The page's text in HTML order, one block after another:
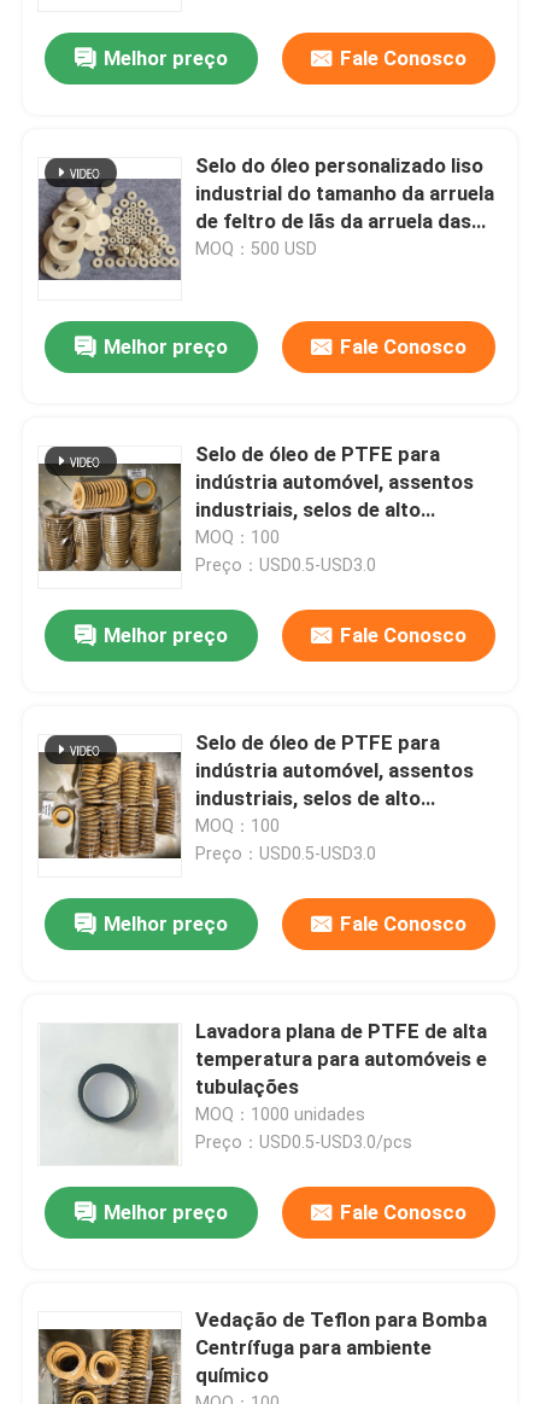
Produtos
Sobre nós
Excursão da fábrica
Contacte-nos
Peça umas citações
Selo de óleo de borracha
vedantes de óleo automotivo
Selos do óleo do caminhão
Melhor preço Fale Conosco
Selo do óleo personalizado liso
industrial do tamanho da arruela
de feltro de lãs da arruela das
gaxetas PTFE de feltro de lãs
MOQ：500 USD
Melhor preço Fale Conosco
Selo de óleo de PTFE para
indústria automóvel, assentos
industriais, selos de alto
desempenho
MOQ：100
Preço：USD0.5-USD3.0
Melhor preço Fale Conosco
Selo de óleo de PTFE para
indústria automóvel, assentos
industriais, selos de alto
desempenho
MOQ：100
Preço：USD0.5-USD3.0
Melhor preço Fale Conosco
Lavadora plana de PTFE de alta
temperatura para automóveis e
tubulações
MOQ：1000 unidades
Preço：USD0.5-USD3.0/pcs
Melhor preço Fale Conosco
Vedação de Teflon para Bomba
Centrífuga para ambiente
químico